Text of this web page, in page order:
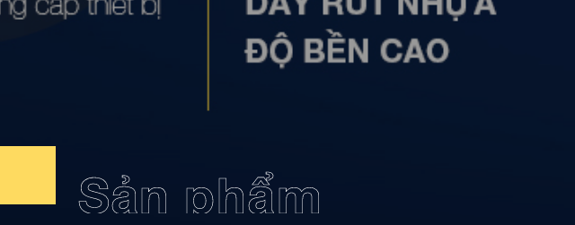
Sản phẩm